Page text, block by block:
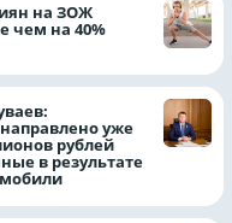
на ЗОЖ
чем на 40%
уже
рублей
в результате